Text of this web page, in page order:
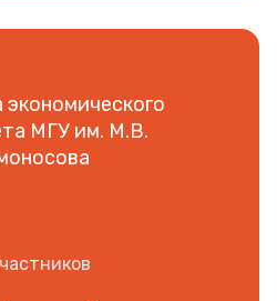
МГУ им. М.В.